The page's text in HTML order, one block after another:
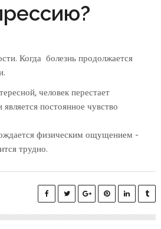
Когда болезнь продолжается
человек перестает
постоянное чувство
физическим ощущением -
трудно.